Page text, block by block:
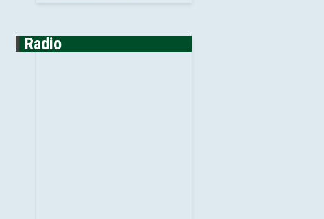
Radio